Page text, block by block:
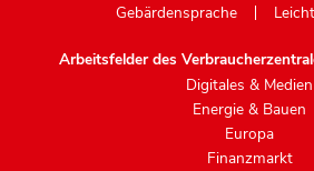
Gebärdensprache
Arbeitsfelder des
Digitales & Medien
Energie & Bauen
Europa
Finanzmarkt